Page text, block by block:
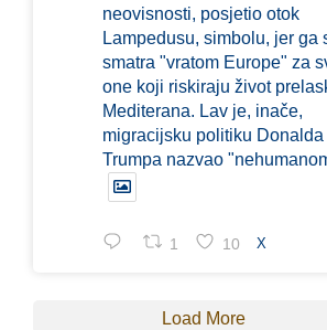
neovisnosti, posjetio otok
Lampedusu, simbolu, jer ga
smatra "vratom Europe" za
one koji riskiraju život
Mediterana. Lav je, inače,
migracijsku politiku Donalda
Trumpa nazvao
1 10 X
Load More